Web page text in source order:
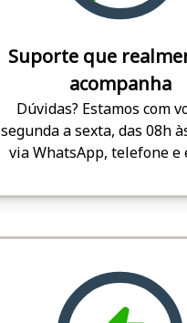
Suporte que
acompanha
Dúvidas? Estamos com
segunda a sexta, das 08h
via WhatsApp, telefone e